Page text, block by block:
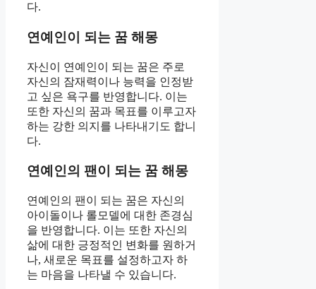
다.
연예인이 되는 꿈 해몽
자신이 연예인이 되는 꿈은 주로
자신의 잠재력이나 능력을 인정받
고 싶은 욕구를 반영합니다. 이는
또한 자신의 꿈과 목표를 이루고자
하는 강한 의지를 나타내기도 합니
다.
연예인의 팬이 되는 꿈 해몽
연예인의 팬이 되는 꿈은 자신의
아이돌이나 롤모델에 대한 존경심
을 반영합니다. 이는 또한 자신의
삶에 대한 긍정적인 변화를 원하거
나, 새로운 목표를 설정하고자 하
는 마음을 나타낼 수 있습니다.